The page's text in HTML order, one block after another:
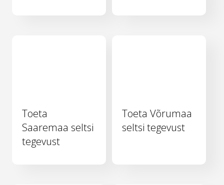
Toeta
Saaremaa seltsi
tegevust
Toeta Võrumaa
seltsi tegevust